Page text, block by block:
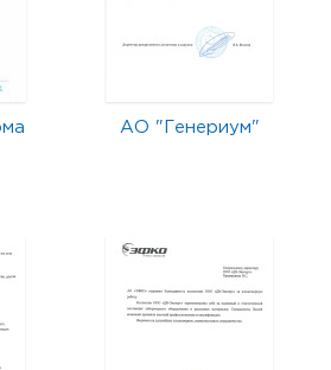
АО "Генериум"